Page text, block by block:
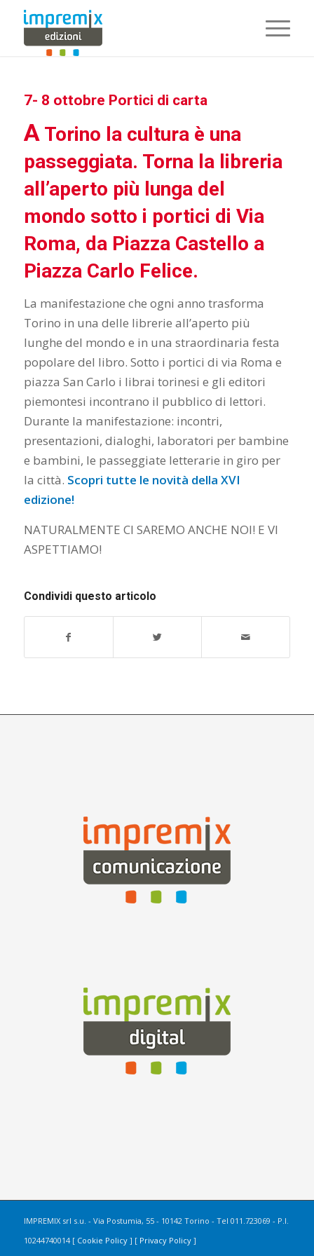
7- 8 ottobre Portici di carta
ATorino la cultura è una
passeggiata. Torna la libreria
all’aperto più lunga del
mondo sotto i portici di Via
Roma, da Piazza Castello a
Piazza Carlo Felice.
La manifestazione che ogni anno trasforma
Torino in una delle librerie all’aperto più
lunghe del mondo e in una straordinaria festa
popolare del libro. Sotto i portici di via Roma e
piazza San Carlo i librai torinesi e gli editori
piemontesi incontrano il pubblico di lettori.
Durante la manifestazione: incontri,
presentazioni, dialoghi, laboratori per bambine
e bambini, le passeggiate letterarie in giro per
la città. Scopri tutte le novità della XVI
edizione!
NATURALMENTE CI SAREMO ANCHE NOI! E VI
ASPETTIAMO!
Condividi questo articolo
IMPREMIX srl s.u. - Via Postumia, 55 - 10142 Torino - Tel 011.723069 - P.I.
10244740014 [ Cookie Policy] [ Privacy Policy]